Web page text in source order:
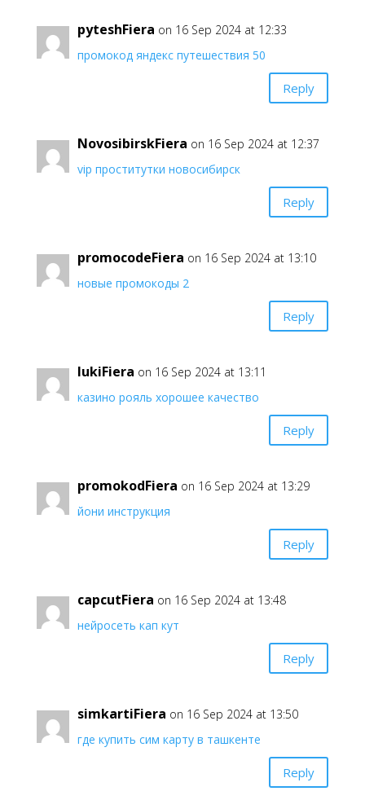
pyteshFiera on 16 Sep 2024 at 12:33
промокод яндекс путешествия 50
Reply
NovosibirskFiera on 16 Sep 2024 at 12:37
vip проститутки новосибирск
Reply
promocodeFiera on 16 Sep 2024 at 13:10
новые промокоды 2
Reply
lukiFiera on 16 Sep 2024 at 13:11
казино рояль хорошее качество
Reply
promokodFiera on 16 Sep 2024 at 13:29
йони инструкция
Reply
capcutFiera on 16 Sep 2024 at 13:48
нейросеть кап кут
Reply
simkartiFiera on 16 Sep 2024 at 13:50
где купить сим карту в ташкенте
Reply